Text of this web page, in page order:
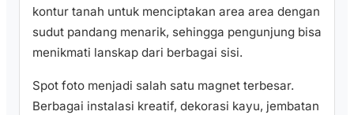
kontur tanah untuk menciptakan area area dengan
sudut pandang menarik, sehingga pengunjung bisa
menikmati lanskap dari berbagai sisi.
Spot foto menjadi salah satu magnet terbesar.
Berbagai instalasi kreatif, dekorasi kayu, jembatan